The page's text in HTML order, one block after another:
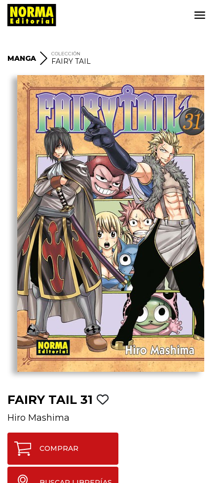
MANGA
COLECCIÓN
FAIRY TAIL
FAIRY TAIL 31
Hiro Mashima
COMPRAR